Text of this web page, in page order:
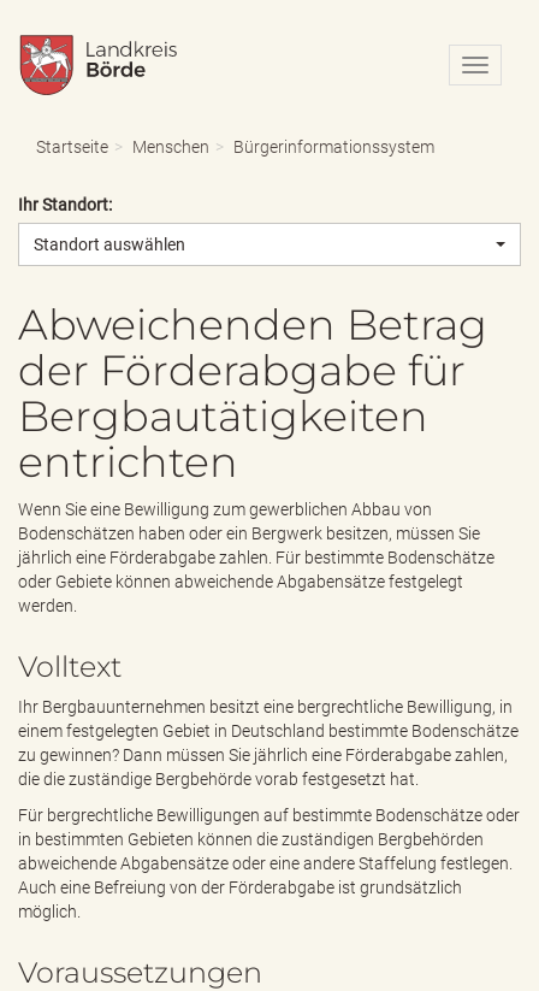
N
a
o
i
l
e
Startseite Menschen Bürgerinformationssystem
Ihr Standort:
Standort auswählen
Abweichenden Betrag
der Förderabgabe für
Bergbautätigkeiten
entrichten
Wenn Sie eine Bewilligung zum gewerblichen Abbau von
Bodenschätzen haben oder ein Bergwerk besitzen, müssen Sie
jährlich eine Förderabgabe zahlen. Für bestimmte Bodenschätze
oder Gebiete können abweichende Abgabensätze festgelegt
werden.
Volltext
Ihr Bergbauunternehmen besitzt eine bergrechtliche Bewilligung, in
einem festgelegten Gebiet in Deutschland bestimmte Bodenschätze
zu gewinnen? Dann müssen Sie jährlich eine Förderabgabe zahlen,
die die zuständige Bergbehörde vorab festgesetzt hat.
Für bergrechtliche Bewilligungen auf bestimmte Bodenschätze oder
in bestimmten Gebieten können die zuständigen Bergbehörden
abweichende Abgabensätze oder eine andere Staffelung festlegen.
Auch eine Befreiung von der Förderabgabe ist grundsätzlich
möglich.
Voraussetzungen